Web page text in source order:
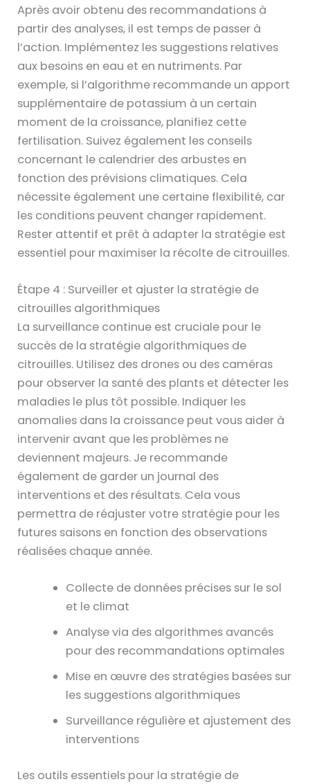
Après avoir obtenu des recommandations à
partir des analyses, il est temps de passer à
l’action. Implémentez les suggestions relatives
aux besoins en eau et en nutriments. Par
exemple, si l’algorithme recommande un apport
supplémentaire de potassium à un certain
moment de la croissance, planifiez cette
fertilisation. Suivez également les conseils
concernant le calendrier des arbustes en
fonction des prévisions climatiques. Cela
nécessite également une certaine flexibilité, car
les conditions peuvent changer rapidement.
Rester attentif et prêt à adapter la stratégie est
essentiel pour maximiser la récolte de citrouilles.
Étape 4 : Surveiller et ajuster la stratégie de
citrouilles algorithmiques
La surveillance continue est cruciale pour le
succès de la stratégie algorithmiques de
citrouilles. Utilisez des drones ou des caméras
pour observer la santé des plants et détecter les
maladies le plus tôt possible. Indiquer les
anomalies dans la croissance peut vous aider à
intervenir avant que les problèmes ne
deviennent majeurs. Je recommande
également de garder un journal des
interventions et des résultats. Cela vous
permettra de réajuster votre stratégie pour les
futures saisons en fonction des observations
réalisées chaque année.
Collecte de données précises sur le sol
et le climat
Analyse via des algorithmes avancés
pour des recommandations optimales
Mise en œuvre des stratégies basées sur
les suggestions algorithmiques
Surveillance régulière et ajustement des
interventions
Les outils essentiels pour la stratégie de